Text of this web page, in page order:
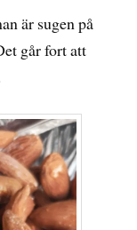
är sugen på
går fort att